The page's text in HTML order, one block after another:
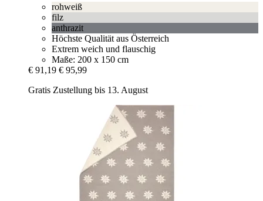
rohweiß
filz
anthrazit
Höchste Qualität aus Österreich
Extrem weich und flauschig
Maße: 200 x 150 cm
€ 91,19 € 95,99
Gratis Zustellung bis 13. August